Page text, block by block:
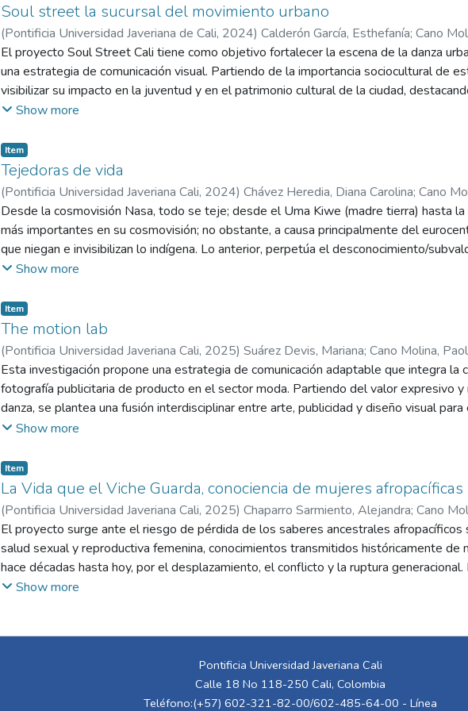
sobre la importancia cultural y culinaria para el Pacífico colombiano. Si bien este
se reconoce la importancia de que futuras investigaciones involucren la interacción
información más completa y detallada.
Cali, una ciudad vibrante y multicultural, ha sido testigo de un crecimiento significativo
en los últimos años. Jóvenes talentosos y apasionados se han sumergido en esta
ella una vía para liberar emociones, canalizar energía y conectarse con su identidad
urbana en Cali no solo se ha convertido en una manifestación artística, sino también
oportunidades de crecimiento personal y social para los jóvenes.
Soul street la sucursal del movimiento urbano
(Pontificia Universidad Javeriana de Cali, 2024) Calderón García, Esthefanía; Cano
El proyecto Soul Street Cali tiene como objetivo fortalecer la escena de la danza
una estrategia de comunicación visual. Partiendo de la importancia sociocultural de
visibilizar su impacto en la juventud y en el patrimonio cultural de la ciudad,
expresión, empoderamiento y cohesión social. A través del análisis de actores,
de la danza urbana. Este esfuerzo pretende posicionarla como una parte esencial de
participación activa de la comunidad.
Show more
Item
Tejedoras de vida
(Pontificia Universidad Javeriana Cali, 2024) Chávez Heredia, Diana Carolina; Cano
Desde la cosmovisión Nasa, todo se teje; desde el Uma Kiwe (madre tierra) hasta
más importantes en su cosmovisión; no obstante, a causa principalmente del
que niegan e invisibilizan lo indígena. Lo anterior, perpetúa el desconocimiento/
desproveyéndolo de su valor ancestral a ser solo vistosos y atractivos. Es por tanto
rastro, una forma de ombligarse y estar en la vida.
Show more
Item
The motion lab
(Pontificia Universidad Javeriana Cali, 2025) Suárez Devis, Mariana; Cano Molina,
Esta investigación propone una estrategia de comunicación adaptable que integra la
fotografía publicitaria de producto en el sector moda. Partiendo del valor expresivo
danza, se plantea una fusión interdisciplinar entre arte, publicidad y diseño visual para
las marcas. A través de la creación de una marca conceptual (“Motion Lab”) y un
emprendedores y empresas una alternativa estética poderosa, al tiempo que abre
para bailarines en la industria publicitaria. La propuesta fue validada con expertos y
viabilidad creativa y comercial.
Show more
Item
La Vida que el Viche Guarda, conociencia de mujeres afropacíficas
(Pontificia Universidad Javeriana Cali, 2025) Chaparro Sarmiento, Alejandra; Cano
El proyecto surge ante el riesgo de pérdida de los saberes ancestrales afropacíficos
salud sexual y reproductiva femenina, conocimientos transmitidos históricamente de
hace décadas hasta hoy, por el desplazamiento, el conflicto y la ruptura generacional.
para el bienestar femenino y la identidad cultural de la comunidad, requieren ser
Show more
Pontificia Universidad Javeriana Cali
Calle 18 No 118-250 Cali, Colombia
Teléfono:(+57) 602-321-82-00/602-485-64-00 - Línea